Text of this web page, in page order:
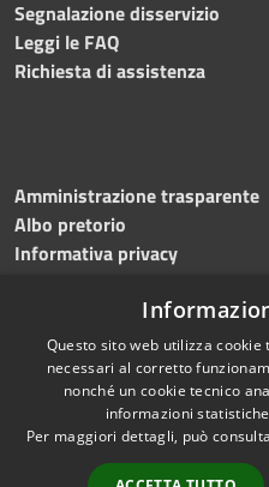
Segnalazione disservizio
Leggi le FAQ
Richiesta di assistenza
Amministrazione trasparente
Albo pretorio
Informativa privacy
Dichiarazione di accessibilità
RSS
Accessibilità
Questo sito web utilizza
necessari al corretto
nonché un cookie tecnico
informazioni
Per maggiori dettagli, può